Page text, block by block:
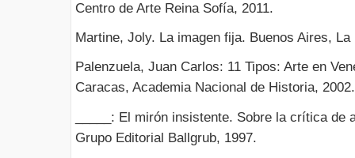
Centro de Arte Reina Sofía, 2011.
Martine, Joly. La imagen fija. Buenos Aires,
Palenzuela, Juan Carlos: 11 Tipos: Arte en
Caracas, Academia Nacional de Historia, 2002.
_____: El mirón insistente. Sobre la crítica de
Grupo Editorial Ballgrub, 1997.